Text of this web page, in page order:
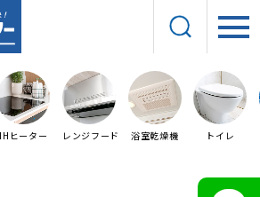
IHヒーター レンジフード 浴室乾燥機 トイレ